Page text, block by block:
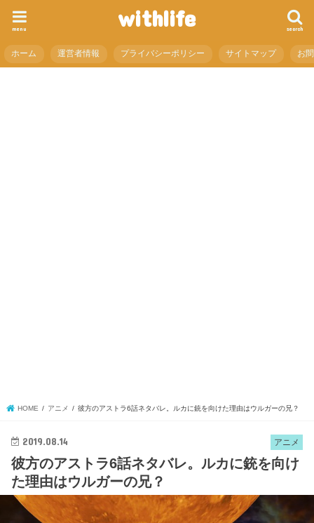
withlife search
menu
ホーム 運営者情報 プライバシーポリシー サイトマップ お
HOME アニメ 彼方のアストラ6話ネタバレ。ルカに銃を向けた理由はウルガーの兄？
アニメ
2019.08.14
彼方のアストラ6話ネタバレ。ルカに銃を向け
た理由はウルガーの兄？